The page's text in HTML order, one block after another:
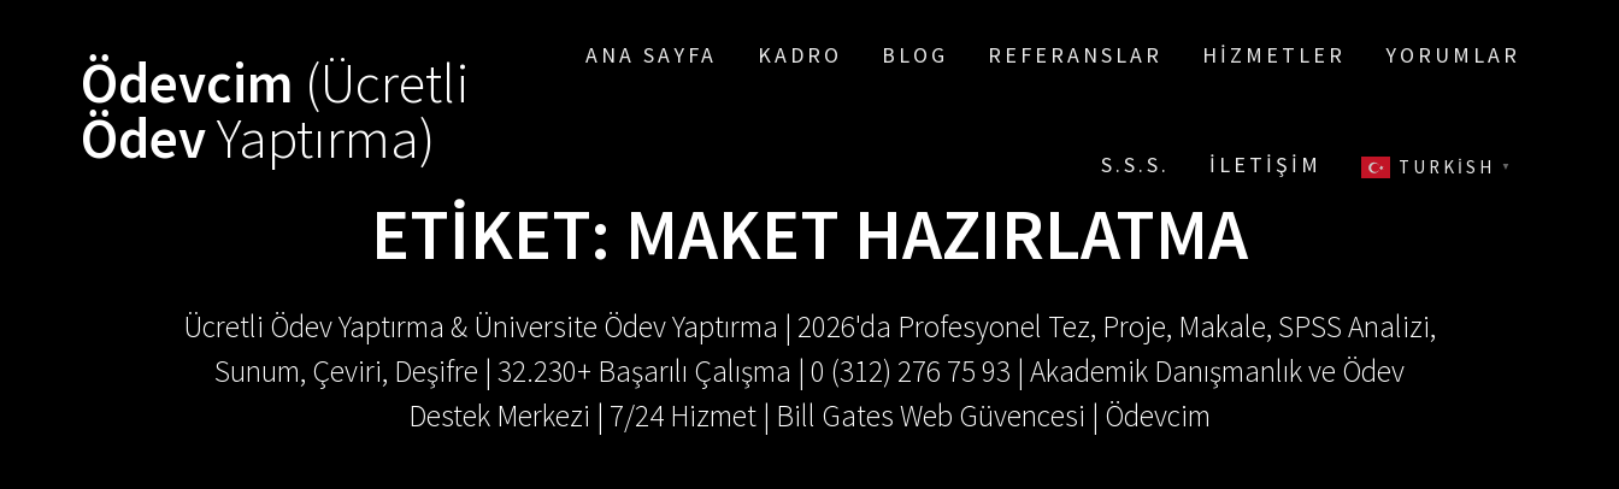
Ödevcim (Ücretli
ÖdevYaptırma)
ANA SAYFA KADRO BLOG REFERANSLAR HIZMETLER YORUMLAR
S.S.S. İLETIŞIM TURKISH ▼
ETIKET: MAKET HAZIRLATMA
Ücretli Ödev Yaptırma & Üniversite Ödev Yaptırma | 2026'da Profesyonel Tez, Proje, Makale, SPSS Analizi,
Sunum, Çeviri, Deşifre | 32.230+ Başarılı Çalışma | 0 (312) 276 75 93 | Akademik Danışmanlık ve Ödev
Destek Merkezi | 7/24 Hizmet | Bill Gates Web Güvencesi | Ödevcim